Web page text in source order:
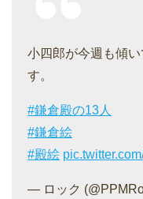
小四郎が今週も傾
す。
#鎌倉殿の13人
#鎌倉絵
#殿絵
— ロック